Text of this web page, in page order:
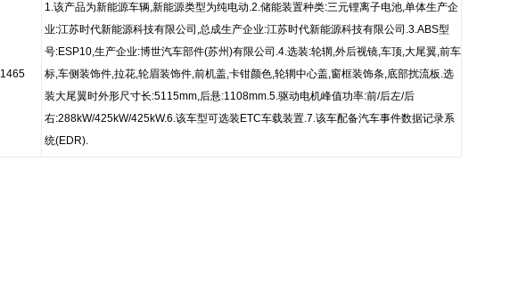
1465
1.该产品为新能源车辆,新能源类型为纯电动.2.储能装置种类:三元锂离子电池,单体生产企
业:江苏时代新能源科技有限公司,总成生产企业:江苏时代新能源科技有限公司.3.ABS型
号:ESP10,生产企业:博世汽车部件(苏州)有限公司.4.选装:轮辋,外后视镜,车顶,大尾翼,前车
标,车侧装饰件,拉花,轮眉装饰件,前机盖,卡钳颜色,轮辋中心盖,窗框装饰条,底部扰流板.选
装大尾翼时外形尺寸长:5115mm,后悬:1108mm.5.驱动电机峰值功率:前/后左/后
右:288kW/425kW/425kW.6.该车型可选装ETC车载装置.7.该车配备汽车事件数据记录系
统(EDR).